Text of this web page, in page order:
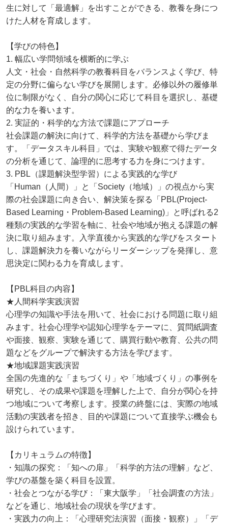
生に対して「最適解」を出すことができる、教養を身につ
けた人材を育成します。
【学びの特色】
1. 幅広い学問領域を横断的に学ぶ
人文・社会・自然科学の教養科目をバランスよく学び、特
定の分野に偏らない学びを展開します。必修以外の履修単
位に制限がなく、自分の関心に応じて科目を選択し、基礎
的な力を養います。
2. 実証的・科学的な方法で課題にアプローチ
社会課題の解決に向けて、科学的方法を基礎から学びま
す。「データスキル科目」では、実験や観察で得たデータ
の分析を通じて、論理的に思考する力を身につけます。
3. PBL（課題解決型学習）による実践的な学び
「Human（人間）」と「Society（地域）」の視点から実
際の社会課題に向き合い、解決策を探る「PBL(Project-
Based Learning・Problem-Based Learning)」と呼ばれる2
種類の実践的な学習を軸に、社会や地域が抱える課題の解
決に取り組みます。入学直後から実践的な学びをスタート
し、課題解決力を養いながらリーダーシップを発揮し、意
思決定に関わる力を育成します。
【PBL科目の内容】
★人間科学実践演習
心理学の知識や手法を用いて、社会における問題に取り組
みます。社会心理学や認知心理学をテーマに、質問紙調査
や面接、観察、実験を通じて、購買行動や教育、公共の問
題などをグループで解決する方法を学びます。
★地域課題実践演習
全国の先進的な「まちづくり」や「地域づくり」の事例を
研究し、その成果や課題を理解した上で、自分が関心を持
つ地域について考察します。授業の終盤には、実際の地域
活動の実践者を招き、目的や課題について直接学ぶ機会も
設けられています。
【カリキュラムの特徴】
・知識の探究：「知への扉」「科学的方法の理解」など、
学びの基盤を築く科目を設置。
・社会とつながる学び：「東大阪学」「社会調査の方法」
などを通じ、地域社会の現状を学びます。
・実践力の向上：「心理研究法演習（面接・観察）」「デ